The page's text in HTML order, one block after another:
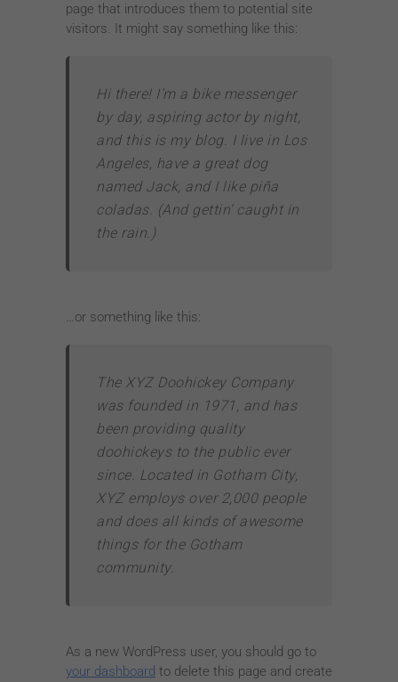
page that introduces them to potential site
visitors. It might say something like this:
Hi there! I’m a bike messenger
by day, aspiring actor by night,
and this is my blog. I live in Los
Angeles, have a great dog
named Jack, and I like piña
coladas. (And gettin’ caught in
the rain.)
…or something like this:
The XYZ Doohickey Company
was founded in 1971, and has
been providing quality
doohickeys to the public ever
since. Located in Gotham City,
XYZ employs over 2,000 people
and does all kinds of awesome
things for the Gotham
community.
As a new WordPress user, you should go to
your dashboard to delete this page and create